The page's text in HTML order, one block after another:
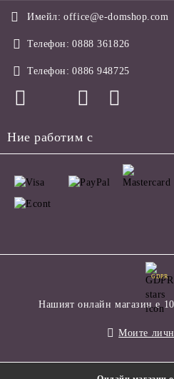
Имейл: office@e-domshop.com
Телефон: 0888 361826
Телефон: 0886 948725
Ние работим с
GDPR
Нашият онлайн магазин е
Моите